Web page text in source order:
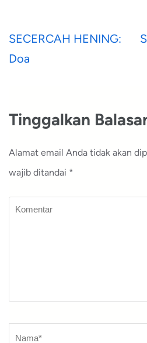
Navigasi
pos
SECERCAH HENING:
Doa
Tinggalkan
Alamat email Anda tidak akan
wajib ditandai *
Komentar
Nama